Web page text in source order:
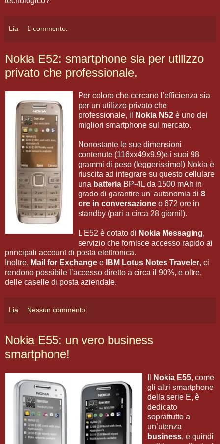
Lia 1 commento:
Nokia E52: smartphone sia per utilizzo
privato che professionale.
Per coloro che cercano l’efficienza sia
per un utilizzo privato che
professionale, il
Nokia N52 è uno dei
migliori smartphone sul mercato.
Nonostante le sue dimensioni
contenute (116xx49x9.9)e i suoi 98
grammi di peso (leggerissimo!) Nokia è
riuscita ad integrare su questo cellulare
una batteria BP-4L da 1500 mAh in
grado di garantire un' autonomia di 8
ore in conversazione o 672 ore in
standby (pari a circa 28 giorni!).
L'E52 è dotato di Nokia Messaging,
servizio che fornisce accesso rapido ai
principali account di posta elettronica.
Inoltre, Mail for Exchange e IBM Lotus Notes Traveler, ci
rendono possibile l’accesso diretto a circa il 90%, e oltre,
delle caselle di posta aziendale.
Lia Nessun commento:
Nokia E55: un vero business
smartphone!
Nokia E55, come
gli altri smartphone
della serie E, è
dedicato
soprattutto a
un’utenza
business, e quindi